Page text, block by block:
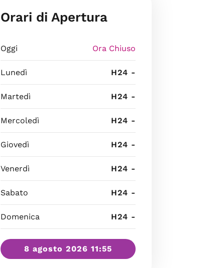
Orari di Apertura
Oggi Ora Chiuso
Lunedì H24 -
Martedì H24 -
Mercoledì H24 -
Giovedì H24 -
Venerdì H24 -
Sabato H24 -
Domenica H24 -
8 agosto 2026 11:55